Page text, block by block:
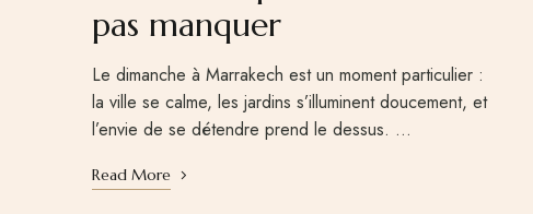
pas manquer
Le dimanche à Marrakech est un moment particulier :
la ville se calme, les jardins s’illuminent doucement, et
l’envie de se détendre prend le dessus. …
Read More